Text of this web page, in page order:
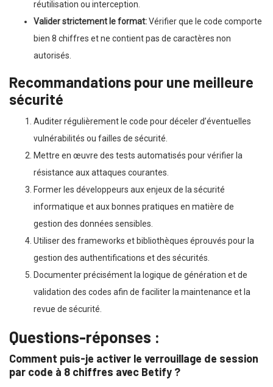
réutilisation ou interception.
Valider strictement le format:Vérifier que le code comporte
bien 8 chiffres et ne contient pas de caractères non
autorisés.
Recommandations pour une meilleure
sécurité
Auditer régulièrement le code pour déceler d’éventuelles
vulnérabilités ou failles de sécurité.
Mettre en œuvre des tests automatisés pour vérifier la
résistance aux attaques courantes.
Former les développeurs aux enjeux de la sécurité
informatique et aux bonnes pratiques en matière de
gestion des données sensibles.
Utiliser des frameworks et bibliothèques éprouvés pour la
gestion des authentifications et des sécurités.
Documenter précisément la logique de génération et de
validation des codes afin de faciliter la maintenance et la
revue de sécurité.
Questions-réponses :
Comment puis-je activer le verrouillage de session
par code à 8 chiffres avec Betify ?